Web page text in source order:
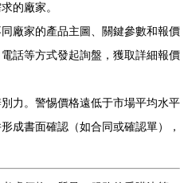
的廠家。
同廠家的產品主圖、關鍵參數和報價
話等方式發起詢盤，獲取詳細報價
力。警惕價格遠低于市場平均水平
成書面確認（如合同或確認單），